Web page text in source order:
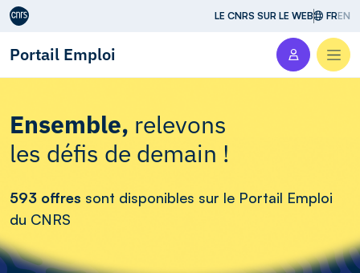
Aller au contenu LE CNRS SUR LE WEB FREN
Portail Emploi
Ensemble, relevons
les défis de demain !
593 offres sont disponibles sur le Portail Emploi
du CNRS